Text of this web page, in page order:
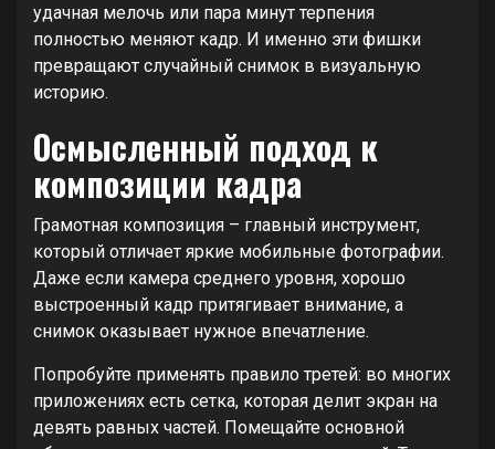
удачная мелочь или пара минут терпения
полностью меняют кадр. И именно эти фишки
превращают случайный снимок в визуальную
историю.
Осмысленный подход к
композиции кадра
Грамотная композиция – главный инструмент,
который отличает яркие мобильные фотографии.
Даже если камера среднего уровня, хорошо
выстроенный кадр притягивает внимание, а
снимок оказывает нужное впечатление.
Попробуйте применять правило третей: во многих
приложениях есть сетка, которая делит экран на
девять равных частей. Помещайте основной